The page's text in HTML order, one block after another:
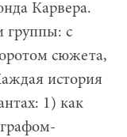
Карвера.
группы: с
сюжета,
история
1) как